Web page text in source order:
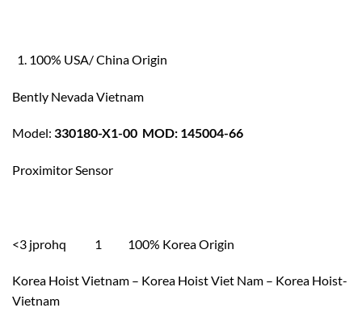
100% USA/ China Origin
Bently Nevada Vietnam
Model: 330180-X1-00 MOD: 145004-66
Proximitor Sensor
<3 jprohq 1 100% Korea Origin
Korea Hoist Vietnam – Korea Hoist Viet Nam – Korea Hoist-
Vietnam